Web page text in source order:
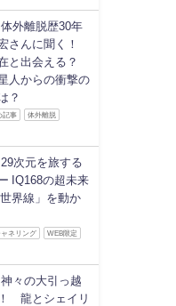
体外離脱歴30年
さんに聞く！
と出会える？
人からの衝撃の
？
記事 体外離脱
次元を旅する
IQ168の超未来
界線」を動か
ャネリング WEB限定
神々の大引っ越
龍とシェイリ